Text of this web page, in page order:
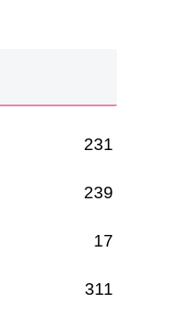
231
239
17
311